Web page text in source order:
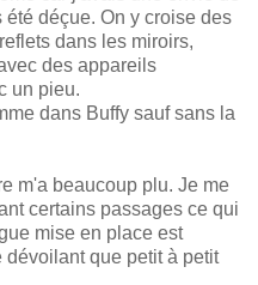
déçue. On y croise des
dans les miroirs,
des appareils
un pieu.
dans Buffy sauf sans la
m'a beaucoup plu. Je me
certains passages ce qui
mise en place est
que petit à petit